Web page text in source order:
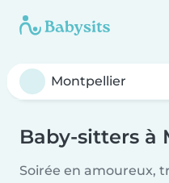
Baby-sitters à
Soirée en amoureux,